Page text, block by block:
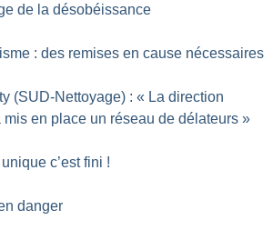
de la désobéissance
: des remises en cause nécessaires
(SUD-Nettoyage) : « La direction
mis en place un réseau de délateurs »
c’est fini !
danger